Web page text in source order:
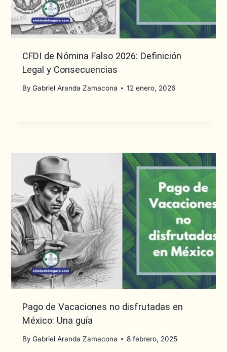
CFDI de Nómina Falso 2026: Definición
Legal y Consecuencias
By Gabriel Aranda Zamacona 12 enero, 2026
Pago de Vacaciones no disfrutadas en
México: Una guía
By Gabriel Aranda Zamacona 8 febrero, 2025